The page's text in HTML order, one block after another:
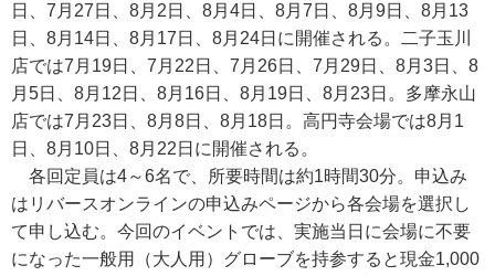
日、7月27日、8月2日、8月4日、8月7日、8月9日、8月13
日、8月14日、8月17日、8月24日に開催される。二子玉川
店では7月19日、7月22日、7月26日、7月29日、8月3日、8
月5日、8月12日、8月16日、8月19日、8月23日。多摩永山
店では7月23日、8月8日、8月18日。高円寺会場では8月1
日、8月10日、8月22日に開催される。
各回定員は4～6名で、所要時間は約1時間30分。申込み
はリバースオンラインの申込みページから各会場を選択し
て申し込む。今回のイベントでは、実施当日に会場に不要
になった一般用（大人用）グローブを持参すると現金1,000